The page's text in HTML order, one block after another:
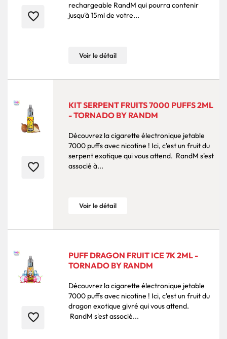
favorite_border
rechargeable RandM qui pourra contenir
jusqu'à 15ml de votre...
Voir le détail
favorite_border
KIT SERPENT FRUITS 7000 PUFFS 2ML
- TORNADO BY RANDM
Découvrez la cigarette électronique jetable
7000 puffs avec nicotine ! Ici, c'est un fruit du
serpent exotique qui vous attend. RandM s'est
associé à...
Voir le détail
favorite_border
PUFF DRAGON FRUIT ICE 7K 2ML -
TORNADO BY RANDM
Découvrez la cigarette électronique jetable
7000 puffs avec nicotine ! Ici, c'est un fruit du
dragon exotique givré qui vous attend.
RandM s'est associé...